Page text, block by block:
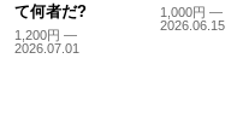
て何者だ?
1,200円 —
2026.07.01
1,000円 —
2026.06.15